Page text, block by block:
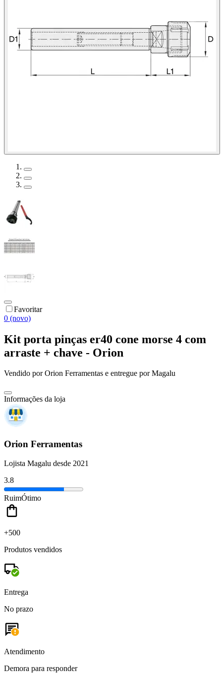
Favoritar
0 (novo)
Kit porta pinças er40 cone morse 4 com
arraste + chave - Orion
Vendido porOrion Ferramentas e entregue por Magalu
Informações da loja
Orion Ferramentas
Lojista Magalu desde 2021
3.8
RuimÓtimo
+500
Produtos vendidos
Entrega
No prazo
Atendimento
Demora para responder